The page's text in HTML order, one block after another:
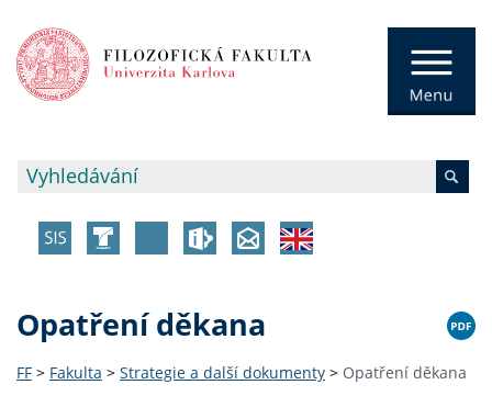
Opatření děkana
FF > Fakulta > Strategie a další dokumenty > Opatření děkana